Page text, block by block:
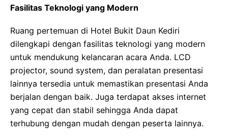
Fasilitas Teknologi yang Modern
Ruang pertemuan di Hotel Bukit Daun Kediri
dilengkapi dengan fasilitas teknologi yang modern
untuk mendukung kelancaran acara Anda. LCD
projector, sound system, dan peralatan presentasi
lainnya tersedia untuk memastikan presentasi Anda
berjalan dengan baik. Juga terdapat akses internet
yang cepat dan stabil sehingga Anda dapat
terhubung dengan mudah dengan peserta lainnya.